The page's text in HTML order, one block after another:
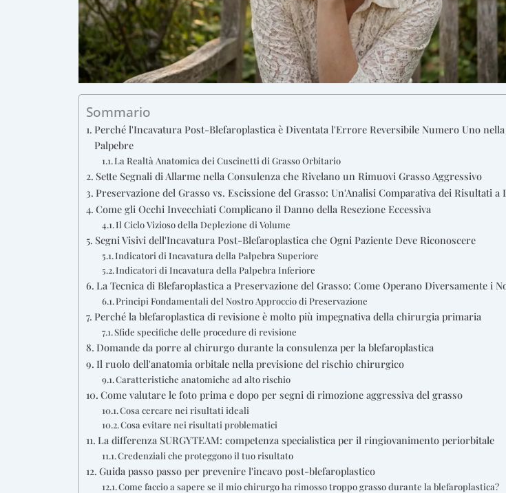
Sommario
Perché l'Incavatura Post-Blefaroplastica è Diventata l'Errore Reversibile Numero Uno
Palpebre
La Realtà Anatomica dei Cuscinetti di Grasso Orbitario
Sette Segnali di Allarme nella Consulenza che Rivelano un Rimuovi Grasso Aggressivo
Preservazione del Grasso vs. Escissione del Grasso: Un'Analisi Comparativa dei Risultati
Come gli Occhi Invecchiati Complicano il Danno della Resezione Eccessiva
Il Ciclo Vizioso della Deplezione di Volume
Segni Visivi dell'Incavatura Post-Blefaroplastica che Ogni Paziente Deve Riconoscere
Indicatori di Incavatura della Palpebra Superiore
Indicatori di Incavatura della Palpebra Inferiore
La Tecnica di Blefaroplastica a Preservazione del Grasso: Come Operano Diversamente i
Principi Fondamentali del Nostro Approccio di Preservazione
Perché la blefaroplastica di revisione è molto più impegnativa della chirurgia primaria
Sfide specifiche delle procedure di revisione
Domande da porre al chirurgo durante la consulenza per la blefaroplastica
Il ruolo dell'anatomia orbitale nella previsione del rischio chirurgico
Caratteristiche anatomiche ad alto rischio
Come valutare le foto prima e dopo per segni di rimozione aggressiva del grasso
Cosa cercare nei risultati ideali
Cosa evitare nei risultati problematici
La differenza SURGYTEAM: competenza specialistica per il ringiovanimento periorbitale
Credenziali che proteggono il tuo risultato
Guida passo passo per prevenire l'incavo post-blefaroplastico
Come faccio a sapere se il mio chirurgo ha rimosso troppo grasso durante la blefaroplastica?